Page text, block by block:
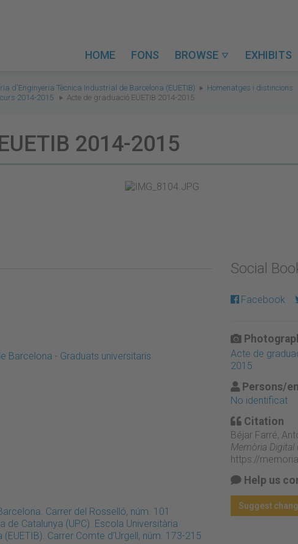
HOME FONS BROWSE  EXHIBITS
d'Enginyeria Tècnica Industrial de Barcelona (EUETIB)
Homenatges i distincions
2014-2015
Acte de graduació EUETIB 2014-2015
2014-2015
Barcelona - Graduats universitaris
Carrer del Rosselló, núm. 101
Catalunya (UPC). Escola Universitària
Carrer Comte d'Urgell, núm. 173-215
Social
Facebook
Acte de
2015
Persons/
No identificat
Citation
Béjar Farré,
Memòria Digital
https://
Help us
Suggest